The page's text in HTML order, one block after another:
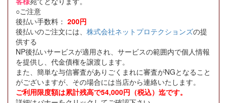
○ご注意
後払い手数料： 200円
後払いのご注文には、 株式会社ネットプロテクションズの提
供する
NP後払いサービスが適用され、サービスの範囲内で個人情報
を提供し、代金債権を譲渡します。
また、簡単な与信審査がありごくまれに審査がNGとなること
がございますが、その場合には当店から連絡いたします。
ご利用限度額は累計残高で54,000円（税込）迄です。